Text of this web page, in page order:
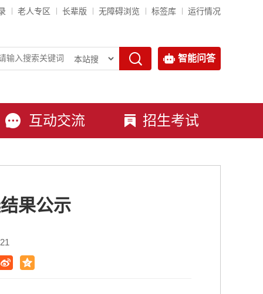
老人专区 长辈版 无障碍浏览 标签库 运行情况
智能问答
互动交流 招生考试
果公示